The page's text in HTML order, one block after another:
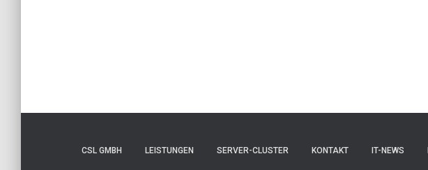
CSL GMBH LEISTUNGEN SERVER-CLUSTER KONTAKT IT-NEWS